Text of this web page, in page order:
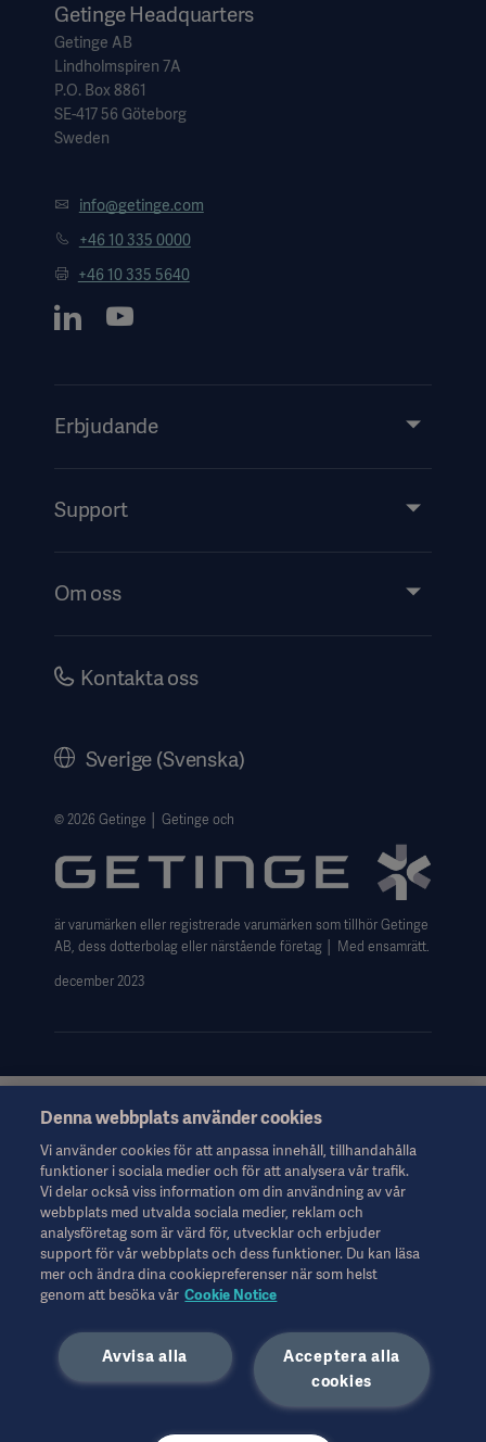
Getinge Headquarters
Getinge AB
Lindholmspiren 7A
P.O. Box 8861
SE-417 56 Göteborg
Sweden
info@getinge.com
+46 10 335 0000
+46 10 335 5640
Erbjudande
Tjänster
Support
Evenemang
Om oss
Karriär
Website use disclaimer
Kontakta oss
Sverige (Svenska)
© 2026 Getinge │ Getinge och
är varumärken eller registrerade varumärken som tillhör Getinge
AB, dess dotterbolag eller närstående företag │ Med ensamrätt.
december 2023
Denna information riktar sig uteslutande till hälso- och
sjukvårdspersonal eller andra professionella yrkesgrupper och
ges endast i informationssyfte. Informationen är inte
uttömmande och ska därför inte användas som ersättning för
bruksanvisningen, servicemanualen eller medicinsk rådgivning.
Getinge ansvarar inte för eventuella åtgärder eller försummelser
från någon part baserat på detta material. Detta sker uteslutet på
användarens egen risk.
Eventuella behandlingar, lösningar eller produkter som nämns
får inte kopieras eller användas, helt eller delvis, utan skriftligt
tillstånd från Getinge.
Denna information är avsedd för en internationell publik utanför
Denna webbplats använder cookies
Vi använder cookies för att anpassa innehåll, tillhandahålla
funktioner i sociala medier och för att analysera vår trafik.
Vi delar också viss information om din användning av vår
webbplats med utvalda sociala medier, reklam och
analysföretag som är värd för, utvecklar och erbjuder
support för vår webbplats och dess funktioner. Du kan läsa
mer och ändra dina cookiepreferenser när som helst
genom att besöka vår Cookie Notice
Acceptera alla
cookies
Avvisa alla